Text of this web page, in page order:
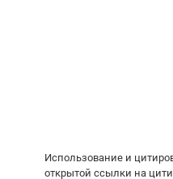
Использование и
открытой ссылки на